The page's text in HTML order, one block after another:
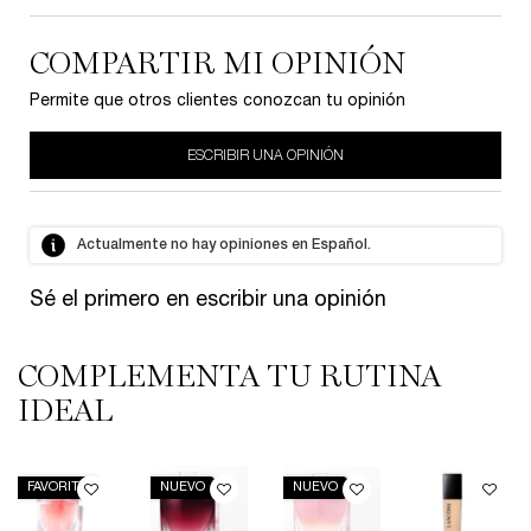
COMPARTIR MI OPINIÓN
Permite que otros clientes conozcan tu opinión
ESCRIBIR UNA OPINIÓN
Actualmente no hay opiniones en Español.
Sé el primero en escribir una opinión
PDP Slot 1 Section
COMPLEMENTA TU RUTINA
IDEAL
FAVORITO NUEVO NUEVO